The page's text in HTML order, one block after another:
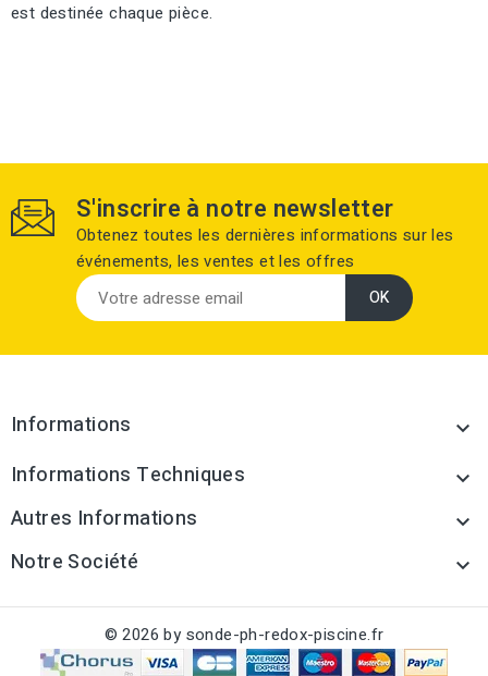
est destinée chaque pièce.
S'inscrire à notre newsletter
Obtenez toutes les dernières informations sur les
événements, les ventes et les offres
Informations 
Informations Techniques 
Autres Informations 
Notre Société 
© 2026 by sonde-ph-redox-piscine.fr